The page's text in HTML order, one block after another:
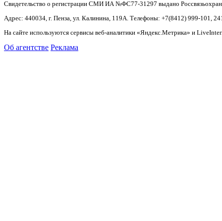
Свидетельство о регистрации СМИ ИА №ФС77-31297 выдано
Адрес: 440034, г. Пенза, ул. Калинина, 119А. Телефоны: +7(8412) 999-101,
На сайте используются сервисы веб-аналитики «Яндекс.Метрика» и
Об агентстве Реклама